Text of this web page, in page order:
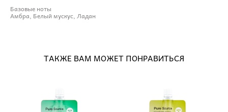
Базовые ноты
Амбра, Белый мускус, Ладан
ТАКЖЕ ВАМ МОЖЕТ ПОНРАВИТЬСЯ